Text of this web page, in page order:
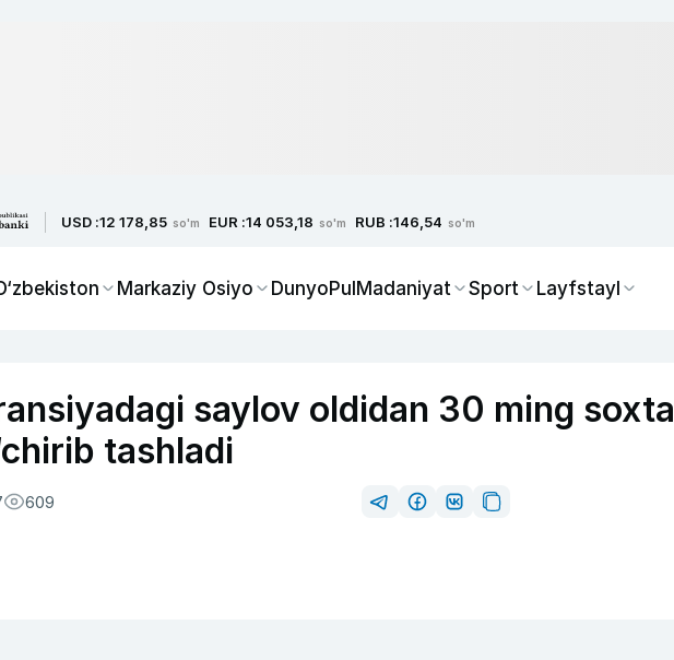
USD :12 178,85 so'm EUR :14 053,18 so'm RUB :146,54 so'm
Markaziy Osiyo DunyoPulMadaniyat Sport Layfstayl
saylov oldidan 30 ming soxta
tashladi
609